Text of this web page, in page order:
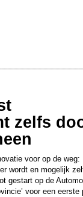
alles kunnen
zelfs
voor op de weg:
wordt en mogelijk
gestart op de
voor een eerste